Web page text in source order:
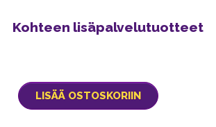
Kohteen lisäpalvelutuotteet